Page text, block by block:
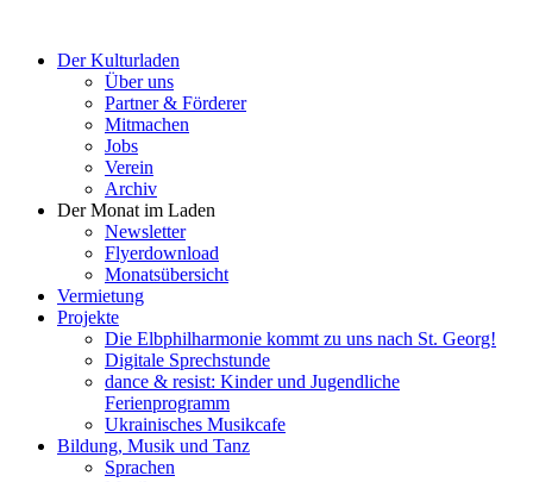
Der Kulturladen
Über uns
Partner & Förderer
Mitmachen
Jobs
Verein
Archiv
Der Monat im Laden
Newsletter
Flyerdownload
Monatsübersicht
Vermietung
Projekte
Die Elbphilharmonie kommt zu uns nach St. Georg!
Digitale Sprechstunde
dance & resist: Kinder und Jugendliche
Ferienprogramm
Ukrainisches Musikcafe
Bildung, Musik und Tanz
Sprachen